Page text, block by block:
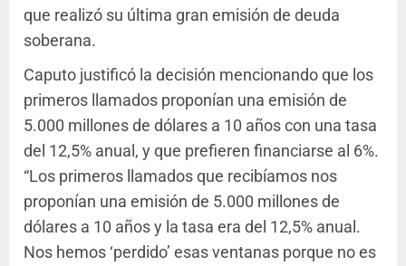
que realizó su última gran emisión de deuda
soberana.
Caputo justificó la decisión mencionando que los
primeros llamados proponían una emisión de
5.000 millones de dólares a 10 años con una tasa
del 12,5% anual, y que prefieren financiarse al 6%.
“Los primeros llamados que recibíamos nos
proponían una emisión de 5.000 millones de
dólares a 10 años y la tasa era del 12,5% anual.
Nos hemos ‘perdido’ esas ventanas porque no es